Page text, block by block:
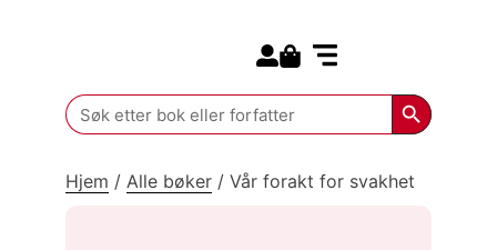
Search
for:
Search
Hjem / Alle bøker / Vår forakt for svakhet